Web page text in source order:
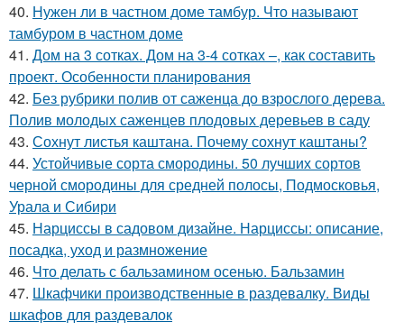
40. Нужен ли в частном доме тамбур. Что называют
тамбуром в частном доме
41. Дом на 3 сотках. Дом на 3-4 сотках –, как составить
проект. Особенности планирования
42. Без рубрики полив от саженца до взрослого дерева.
Полив молодых саженцев плодовых деревьев в саду
43. Сохнут листья каштана. Почему сохнут каштаны?
44. Устойчивые сорта смородины. 50 лучших сортов
черной смородины для средней полосы, Подмосковья,
Урала и Сибири
45. Нарциссы в садовом дизайне. Нарциссы: описание,
посадка, уход и размножение
46. Что делать с бальзамином осенью. Бальзамин
47. Шкафчики производственные в раздевалку. Виды
шкафов для раздевалок